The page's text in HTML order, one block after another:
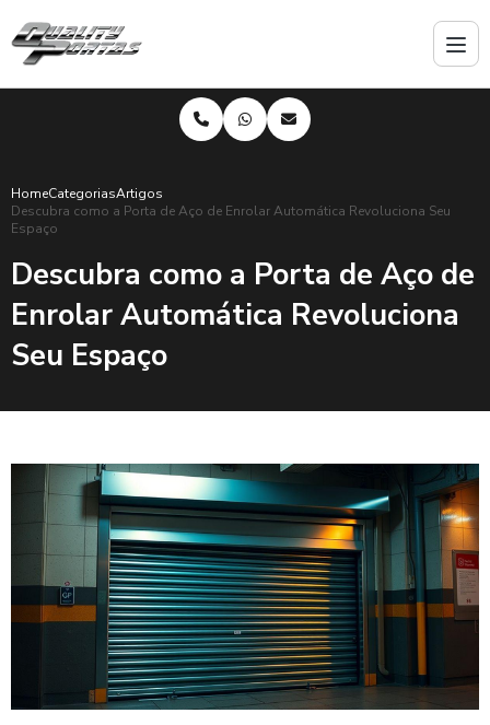
HomeCategoriasArtigos
Descubra como a Porta de Aço de Enrolar Automática Revoluciona Seu
Espaço
Descubra como a Porta de Aço de
Enrolar Automática Revoluciona
Seu Espaço